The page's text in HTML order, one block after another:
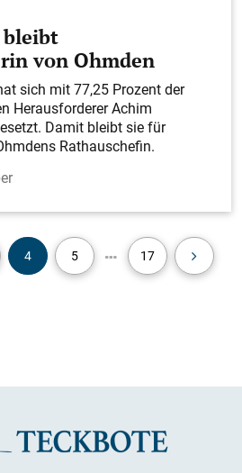
bleibt
von Ohmden
sich mit 77,25 Prozent der
Herausforderer Achim
Damit bleibt sie für
Rathauschefin.
4 5 17